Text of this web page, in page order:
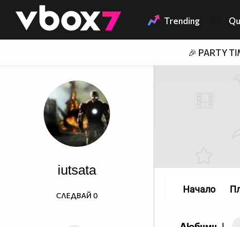
👾 Trending
🎉 PARTY
iutsata
СЛЕДВАЙ 0
Начало